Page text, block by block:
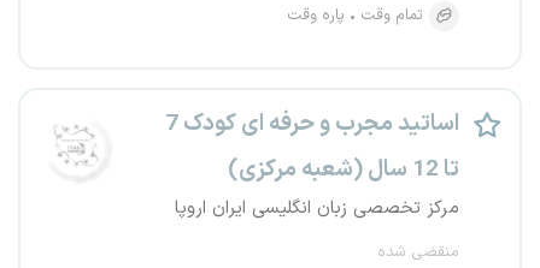
تمام وقت
پاره وقت
اساتید مجرب و حرفه ای کودک 7
تا 12 سال (شعبه مرکزی)
مرکز تخصصی زبان انگلیسی ایران اروپا
منقضی شده